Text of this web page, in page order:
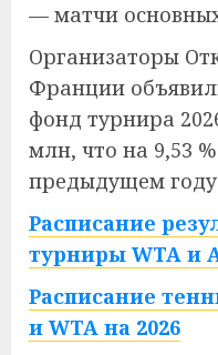
— матчи
Организаторы
Франции
фонд турнира
млн, что на 9,53
предыдущем
Расписание
турниры WTA и
Расписание
и WTA на 2026